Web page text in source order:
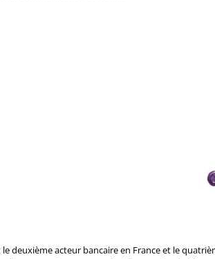
le deuxième acteur bancaire en France et le